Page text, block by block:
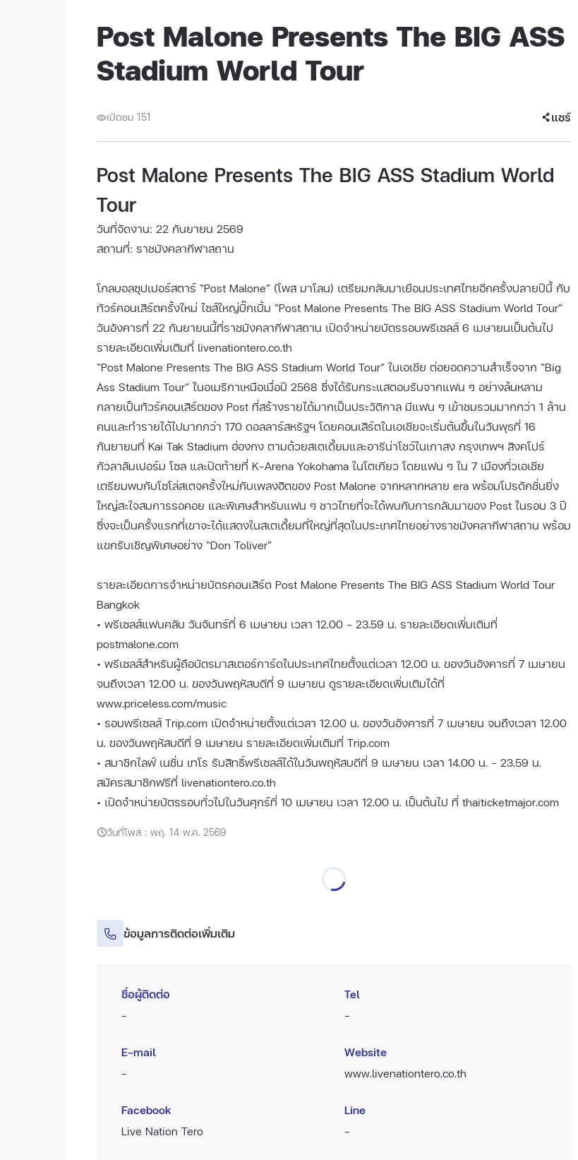
Post Malone Presents The BIG ASS
Stadium World Tour
เปิดชม 151 แชร์
Post Malone Presents The BIG ASS Stadium World
Tour
วันที่จัดงาน: 22 กันยายน 2569
สถานที่: ราชมังคลากีฬาสถาน
โกลบอลซุปเปอร์สตาร์ “Post Malone” (โพส มาโลน) เตรียมกลับมาเยือนประเทศไทยอีกครั้งปลายปีนี้ กับ
ทัวร์คอนเสิร์ตครั้งใหม่ ไซส์ใหญ่บิ๊กเบิ้ม “Post Malone Presents The BIG ASS Stadium World Tour”
วันอังคารที่ 22 กันยายนนี้ที่ราชมังคลากีฬาสถาน เปิดจำหน่ายบัตรรอบพรีเซลส์ 6 เมษายนเป็นต้นไป
รายละเอียดเพิ่มเติมที่ livenationtero.co.th
“Post Malone Presents The BIG ASS Stadium World Tour” ในเอเชีย ต่อยอดความสำเร็จจาก “Big
Ass Stadium Tour” ในอเมริกาเหนือเมื่อปี 2568 ซึ่งได้รับกระแสตอบรับจากแฟน ๆ อย่างล้นหลาม
กลายเป็นทัวร์คอนเสิร์ตของ Post ที่สร้างรายได้มากเป็นประวัติกาล มีแฟน ๆ เข้าชมรวมมากกว่า 1 ล้าน
คนและทำรายได้ไปมากกว่า 170 ดอลลาร์สหรัฐฯ โดยคอนเสิร์ตในเอเชียจะเริ่มต้นขึ้นในวันพุธที่ 16
กันยายนที่ Kai Tak Stadium ฮ่องกง ตามด้วยสเตเดี้ยมและอารีน่าโชว์ในเกาสง กรุงเทพฯ สิงคโปร์
กัวลาลัมเปอร์ม โซล และปิดท้ายที่ K-Arena Yokohama ในโตเกียว โดยแฟน ๆ ใน 7 เมืองทั่วเอเชีย
เตรียมพบกับโซโล่สเตจครั้งใหม่กับเพลงฮิตของ Post Malone จากหลากหลาย era พร้อมโปรดักชั่นยิ่ง
ใหญ่สะใจสมการรอคอย และพิเศษสำหรับแฟน ๆ ชาวไทยที่จะได้พบกับการกลับมาของ Post ในรอบ 3 ปี
ซึ่งจะเป็นครั้งแรกที่เขาจะได้แสดงในสเตเดี้ยมที่ใหญ่ที่สุดในประเทศไทยอย่างราชมังคลากีฬาสถาน พร้อม
แขกรับเชิญพิเศษอย่าง “Don Toliver”
รายละเอียดการจำหน่ายบัตรคอนเสิร์ต Post Malone Presents The BIG ASS Stadium World Tour
Bangkok
• พรีเซลส์แฟนคลับ วันจันทร์ที่ 6 เมษายน เวลา 12.00 – 23.59 น. รายละเอียดเพิ่มเติมที่
postmalone.com
• พรีเซลส์สำหรับผู้ถือบัตรมาสเตอร์การ์ดในประเทศไทยตั้งแต่เวลา 12.00 น. ของวันอังคารที่ 7 เมษายน
จนถึงเวลา 12.00 น. ของวันพฤหัสบดีที่ 9 เมษายน ดูรายละเอียดเพิ่มเติมได้ที่
www.priceless.com/music
• รอบพรีเซลส์ Trip.com เปิดจำหน่ายตั้งแต่เวลา 12.00 น. ของวันอังคารที่ 7 เมษายน จนถึงเวลา 12.00
น. ของวันพฤหัสบดีที่ 9 เมษายน รายละเอียดเพิ่มเติมที่ Trip.com
• สมาชิกไลฟ์ เนชั่น เทโร รับสิทธิ์พรีเซลส์ได้ในวันพฤหัสบดีที่ 9 เมษายน เวลา 14.00 น. – 23.59 น.
สมัครสมาชิกฟรีที่ livenationtero.co.th
• เปิดจำหน่ายบัตรรอบทั่วไปในวันศุกร์ที่ 10 เมษายน เวลา 12.00 น. เป็นต้นไป ที่ thaiticketmajor.com
วันที่โพส : พฤ. 14 พ.ค. 2569
ข้อมูลการติดต่อเพิ่มเติม
ชื่อผู้ติดต่อ
-
Tel
-
E-mail
-
Website
www.livenationtero.co.th
Facebook
Live Nation Tero
Line
-